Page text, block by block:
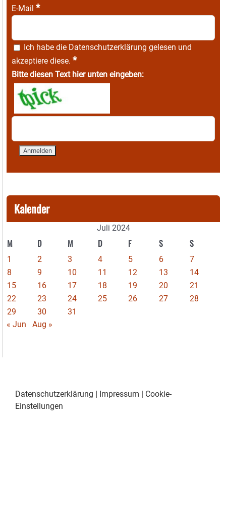
E-Mail *
Ich habe die Datenschutzerklärung gelesen und
akzeptiere diese. *
Bitte diesen Text hier unten eingeben:
Kalender
Juli 2024
M D M D F S S
1 2 3 4 5 6
7
8
9 10 11 12 13
14
15
16 17 18 19 20
21
22
23 24 25 26 27
28
29
30
31
« Jun
Aug »
Datenschutzerklärung | Impressum | Cookie-
Einstellungen